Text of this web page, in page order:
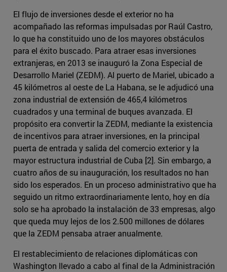
El flujo de inversiones desde el exterior no ha
acompañado las reformas impulsadas por Raúl Castro,
lo que ha constituido uno de los mayores obstáculos
para el éxito buscado. Para atraer esas inversiones
extranjeras, en 2013 se inauguró la Zona Especial de
Desarrollo Mariel (ZEDM). Al puerto de Mariel, ubicado a
45 kilómetros al oeste de La Habana, se le adjudicó una
zona industrial de extensión de 465,4 kilómetros
cuadrados y una terminal de buques avanzada. El
propósito era convertir la ZEDM, mediante la existencia
de incentivos para atraer inversiones, en la principal
puerta de entrada y salida del comercio exterior y la
mayor estructura industrial de Cuba [2]. Sin embargo, a
cuatro años de su inauguración, los resultados no han
sido los esperados. En un proceso administrativo que ha
seguido un ritmo extraordinariamente lento, hoy en día
solo se ha aprobado la instalación de 33 empresas, algo
que queda muy lejos de los 2.500 millones de dólares
que la ZEDM pensaba atraer anualmente.
El restablecimiento de relaciones diplomáticas con
Washington llevado a cabo al final de la Administración